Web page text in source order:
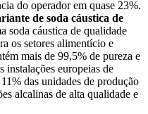
do operador em quase 23%.
de soda cáustica de
soda cáustica de qualidade
os setores alimentício e
mais de 99,5% de pureza e
instalações europeias de
das unidades de produção
alcalinas de alta qualidade e